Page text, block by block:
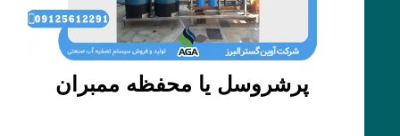
پرشروسل یا محفظه ممبران